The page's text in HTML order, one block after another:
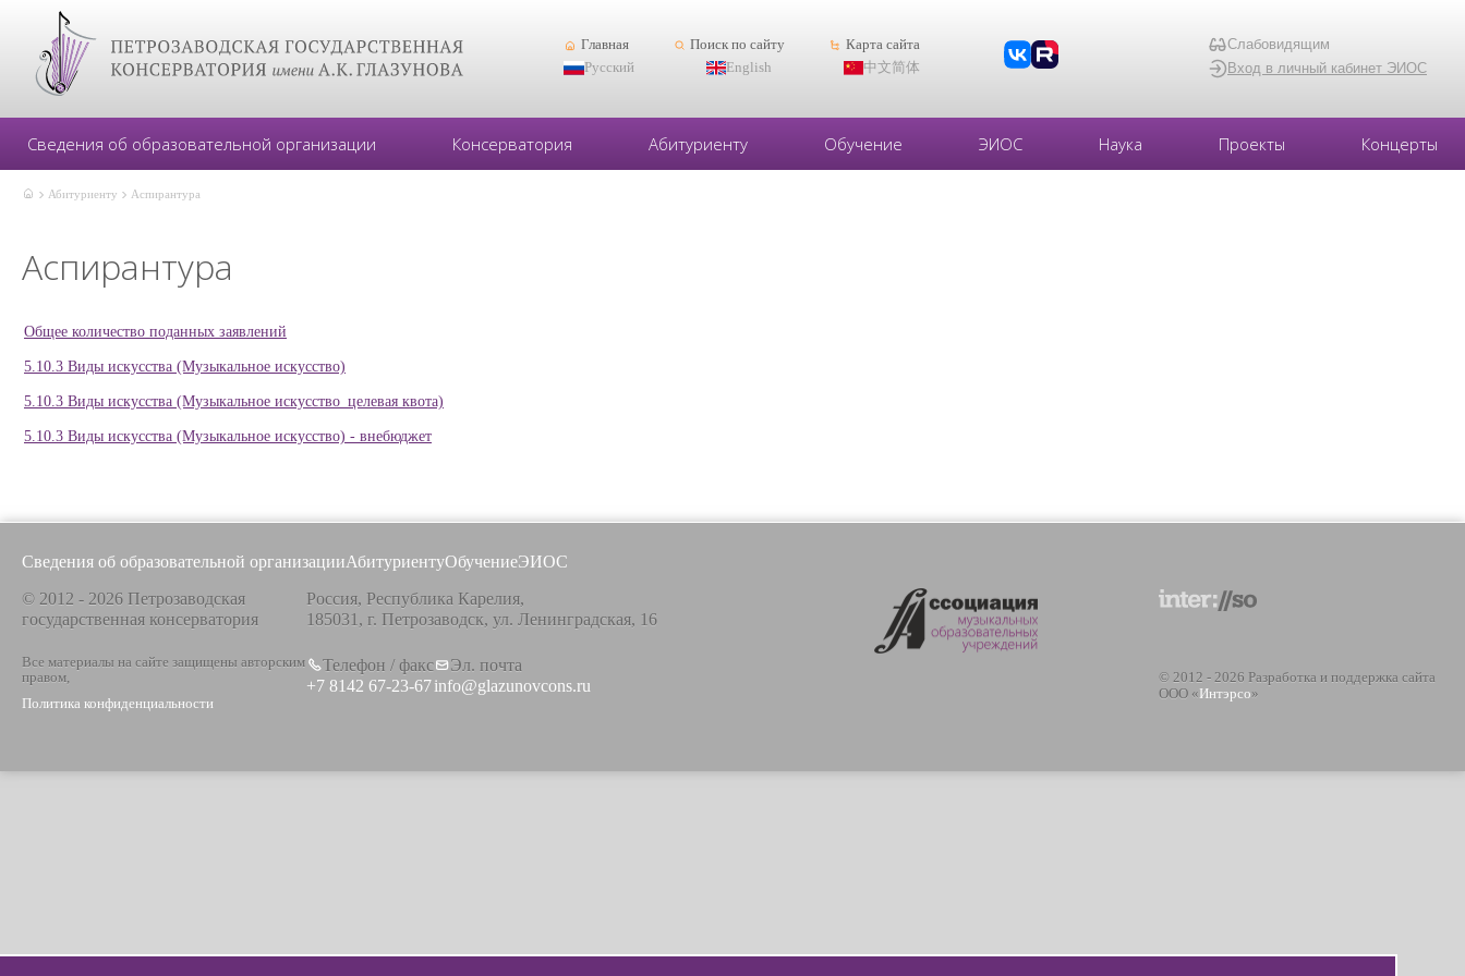
Главная Поиск по сайту
Карта сайта
Русский
English 中文简体
Слабовидящим
Вход в личный кабинет ЭИОС
Сведения об образовательной организации Консерватория Абитуриенту Обучение ЭИОС Наука Проекты Концерты
Абитуриенту Аспирантура
Аспирантура
Общее количество поданных заявлений
5.10.3 Виды искусства (Музыкальное искусство)
5.10.3 Виды искусства (Музыкальное искусство_целевая квота)
5.10.3 Виды искусства (Музыкальное искусство) - внебюджет
Сведения об образовательной организацииАбитуриентуОбучениеЭИОС
© 2012 - 2026 Петрозаводская
государственная консерватория
Все материалы на сайте защищены авторским
правом,
Политика конфиденциальности
Россия, Республика Карелия,
185031, г. Петрозаводск, ул. Ленинградская, 16
Телефон / факс
+7 8142 67-23-67
Эл. почта
info@glazunovcons.ru
© 2012 - 2026 Разработка и поддержка сайта
ООО « Интэрсо»